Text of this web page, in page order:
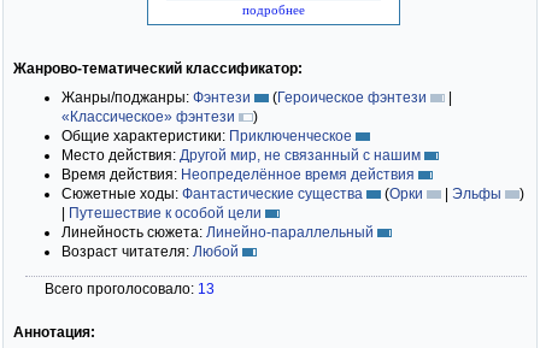
подробнее
Жанрово-тематический классификатор:
Жанры/поджанры: Фэнтези (Героическое фэнтези
|
«Классическое» фэнтези
)
Общие характеристики: Приключенческое
Место действия: Другой мир, не связанный с нашим
Время действия: Неопределённое время действия
Сюжетные ходы: Фантастические существа (Орки | Эльфы
)
| Путешествие к особой цели
Линейность сюжета: Линейно-параллельный
Возраст читателя: Любой
Всего проголосовало: 13
Аннотация: